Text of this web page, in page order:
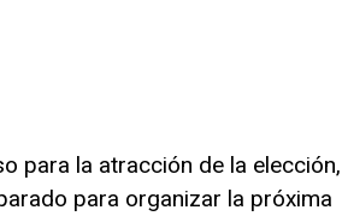
para la atracción de la elección,
para organizar la próxima